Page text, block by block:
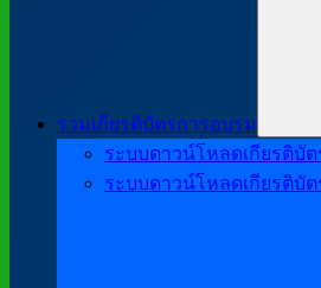
รวมเกียรติบัตรการอบรม
ระบบดาวน์โหลดเกียรติบั
ระบบดาวน์โหลดเกียรติบั